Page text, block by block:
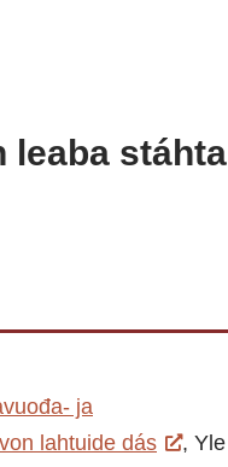
leaba stáhta
ja
lahtuide dás
, Yle